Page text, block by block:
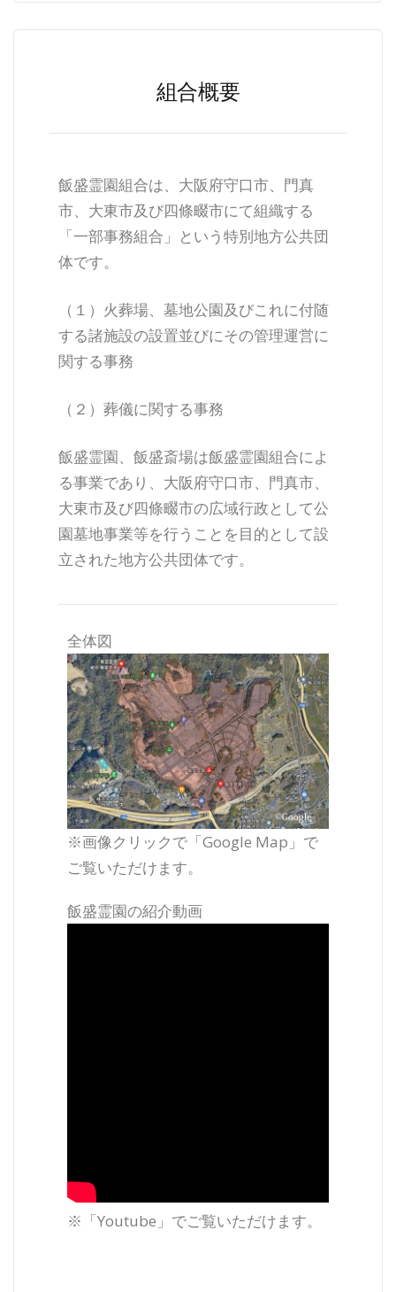
組合概要
飯盛霊園組合は、大阪府守口市、門真
市、大東市及び四條畷市にて組織する
「一部事務組合」という特別地方公共団
体です。
（１）火葬場、墓地公園及びこれに付随
する諸施設の設置並びにその管理運営に
関する事務
（２）葬儀に関する事務
飯盛霊園、飯盛斎場は飯盛霊園組合によ
る事業であり、大阪府守口市、門真市、
大東市及び四條畷市の広域行政として公
園墓地事業等を行うことを目的として設
立された地方公共団体です。
全体図
※画像クリックで「Google Map」で
ご覧いただけます。
飯盛霊園の紹介動画
※「Youtube」でご覧いただけます。